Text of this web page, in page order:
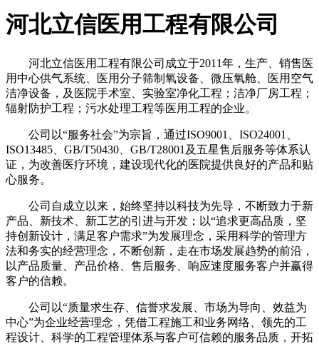
河北立信医用工程有限公司
河北立信医用工程有限公司成立于2011年，生产、销售医
用中心供气系统、医用分子筛制氧设备、微压氧舱、医用空气
洁净设备，及医院手术室、实验室净化工程；洁净厂房工程；
辐射防护工程；污水处理工程等医用工程的企业。
公司以“服务社会”为宗旨，通过ISO9001、ISO24001、
ISO13485、GB/T50430、GB/T28001及五星售后服务等体系认
证，为改善医疗环境，建设现代化的医院提供良好的产品和贴
心服务。
公司自成立以来，始终坚持以科技为先导，不断致力于新
产品、新技术、新工艺的引进与开发；以“追求更高品质，坚
持创新设计，满足客户需求”为发展理念，采用科学的管理方
法和务实的经营理念，不断创新，走在市场发展趋势的前沿，
以产品质量、产品价格、售后服务、响应速度服务客户并赢得
客户的信赖。
公司以“质量求生存、信誉求发展、市场为导向、效益为
中心”为企业经营理念，凭借工程施工和业务网络、领先的工
程设计、科学的工程管理体系与客户可信赖的服务品质，开拓